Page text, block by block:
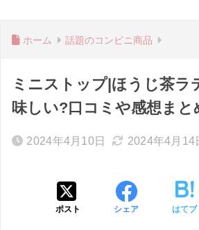
ホーム 話題のコンビニ商品
ミニストップ|ほうじ茶ラ
味しい?口コミや感想まと
2024年4月10日 2024年4月14
ポスト シェア はてブ